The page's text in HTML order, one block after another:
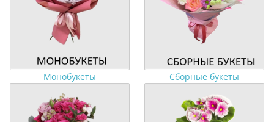
Монобукеты Сборные букеты